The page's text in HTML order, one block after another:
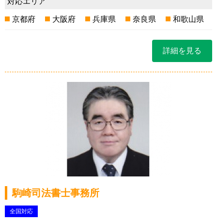
京都府 大阪府 兵庫県 奈良県 和歌山県
詳細を見る
駒崎司法書士事務所
全国対応